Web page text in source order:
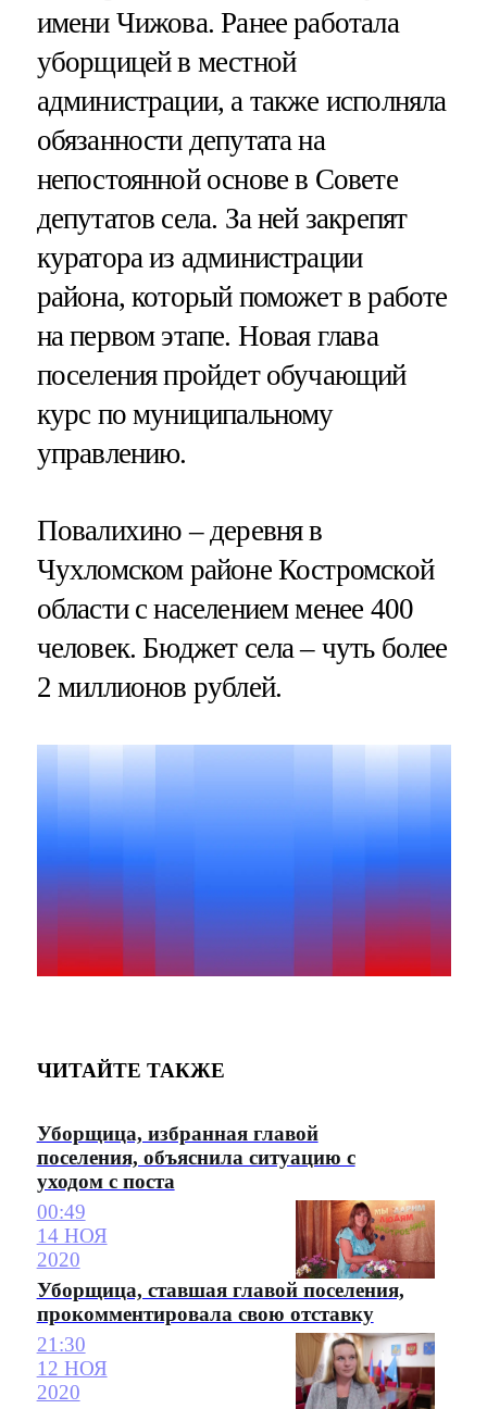
имени Чижова. Ранее работала
уборщицей в местной
администрации, а также исполняла
обязанности депутата на
непостоянной основе в Совете
депутатов села. За ней закрепят
куратора из администрации
района, который поможет в работе
на первом этапе. Новая глава
поселения пройдет обучающий
курс по муниципальному
управлению.
Повалихино – деревня в
Чухломском районе Костромской
области с населением менее 400
человек. Бюджет села – чуть более
2 миллионов рублей.
ЧИТАЙТЕ ТАКЖЕ
Уборщица, избранная главой
поселения, объяснила ситуацию с
уходом с поста
00:49
14 НОЯ
2020
Уборщица, ставшая главой поселения,
прокомментировала свою отставку
21:30
12 НОЯ
2020